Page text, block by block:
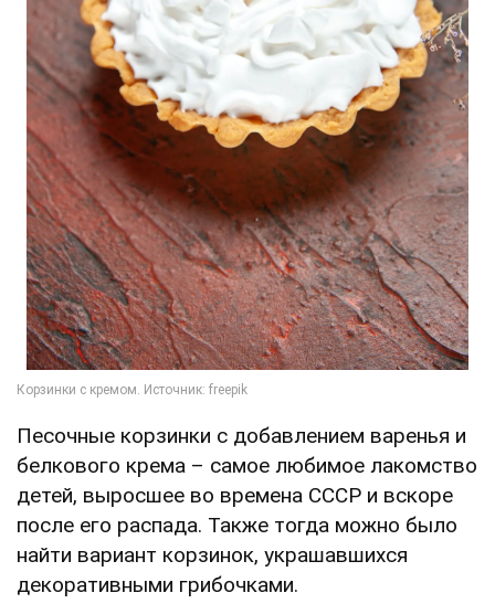
Песочные корзинки с добавлением варенья и
белкового крема – самое любимое лакомство
детей, выросшее во времена СССР и вскоре
после его распада. Также тогда можно было
найти вариант корзинок, украшавшихся
декоративными грибочками.